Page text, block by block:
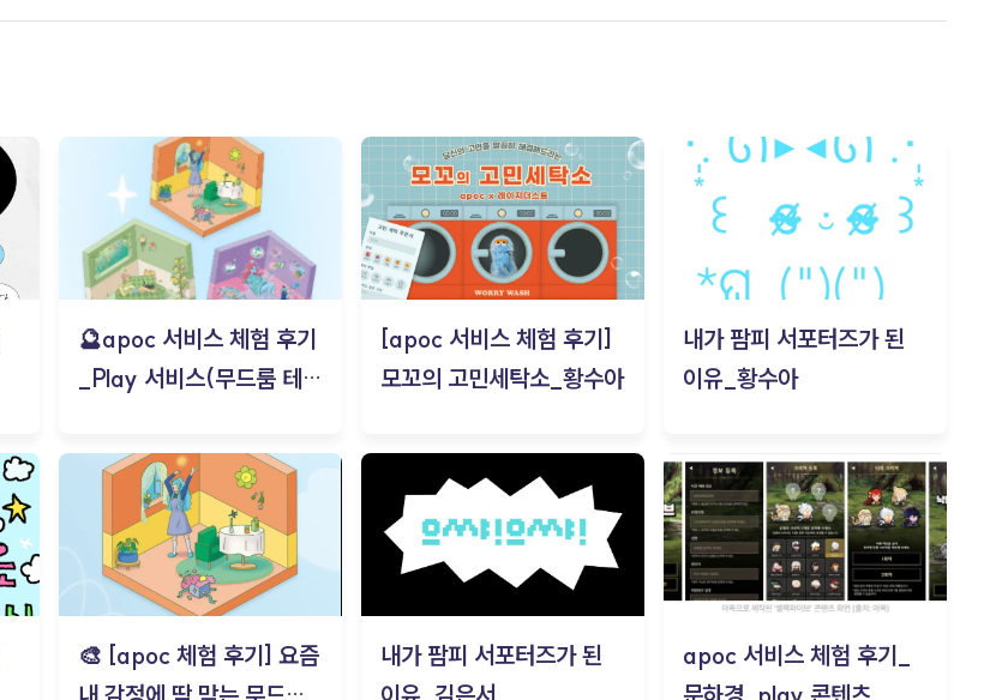
🔮apoc 서비스 체험 후기
_Play 서비스(무드룸 테스
[apoc 서비스 체험 후기]
모꼬의 고민세탁소_황수아
내가 팜피 서포터즈가 된
이유_황수아
🎨 [apoc 체험 후기] 요즘
내가 팜피 서포터즈가 된
apoc 서비스 체험 후기_